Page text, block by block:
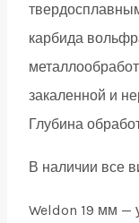
карбида
закаленной и
Глубина
В наличии все
Weldon 19 мм —